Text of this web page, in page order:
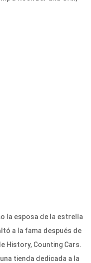
la esposa de la estrella
a la fama después de
History, Counting Cars.
tienda dedicada a la